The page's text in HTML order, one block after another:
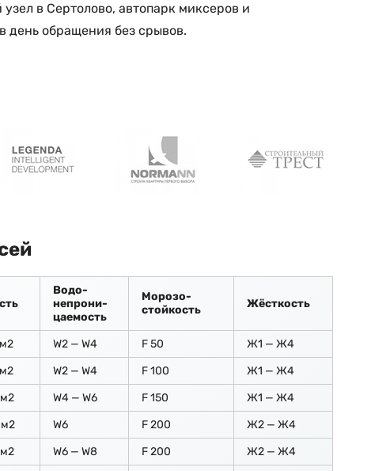
в Сертолово, автопарк миксеров и
день обращения без срывов.
Водо-
непрони-
цаемость
Морозо-
стойкость
Жёсткость
W2 — W4 F 50
Ж1 — Ж4
W2 — W4 F 100
Ж1 — Ж4
W4 — W6 F 150
Ж1 — Ж4
W6 F 200
Ж2 — Ж4
W6 — W8 F 200 Ж2 — Ж4